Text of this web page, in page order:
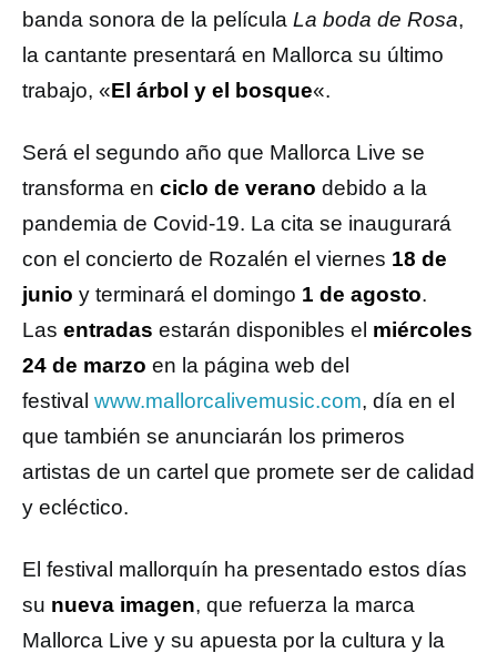
banda sonora de la película La boda de Rosa,
la cantante presentará en Mallorca su último
trabajo, «El árbol y el bosque«.
Será el segundo año que Mallorca Live se
transforma en ciclo de verano debido a la
pandemia de Covid-19. La cita se inaugurará
con el concierto de Rozalén el viernes 18 de
junio y terminará el domingo 1 de agosto.
Las entradas estarán disponibles el miércoles
24 de marzo en la página web del
festival www.mallorcalivemusic.com, día en el
que también se anunciarán los primeros
artistas de un cartel que promete ser de calidad
y ecléctico.
El festival mallorquín ha presentado estos días
su nueva imagen, que refuerza la marca
Mallorca Live y su apuesta por la cultura y la